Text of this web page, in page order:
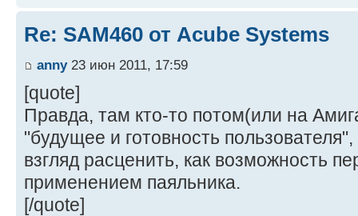
Re: SAM460 от Acube Systems
anny23 июн 2011, 17:59
[quote]
Правда, там кто-то потом(или на
"будущее и готовность
взгляд расценить, как возможность
применением паяльника.
[/quote]